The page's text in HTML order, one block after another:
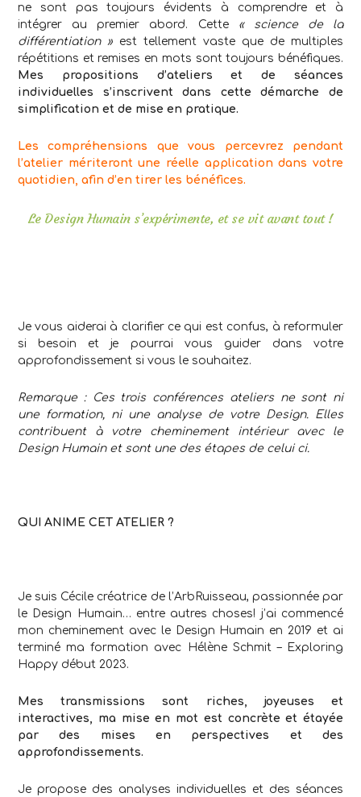
ne sont pas toujours évidents à comprendre et à
intégrer au premier abord. Cette « science de la
différentiation » est tellement vaste que de multiples
répétitions et remises en mots sont toujours bénéfiques.
Mes propositions d’ateliers et de séances
individuelles s’inscrivent dans cette démarche de
simplification et de mise en pratique.
Les compréhensions que vous percevrez pendant
l’atelier mériteront une réelle application dans votre
quotidien, afin d’en tirer les bénéfices.
Le Design Humain s’expérimente, et se vit avant tout !
Je vous aiderai à clarifier ce qui est confus, à reformuler
si besoin et je pourrai vous guider dans votre
approfondissement si vous le souhaitez.
Remarque : Ces trois conférences ateliers ne sont ni
une formation, ni une analyse de votre Design. Elles
contribuent à votre cheminement intérieur avec le
Design Humain et sont une des étapes de celui ci.
QUI ANIME CET ATELIER ?
Je suis Cécile créatrice de l’ArbRuisseau, passionnée par
le Design Humain… entre autres choses! j’ai commencé
mon cheminement avec le Design Humain en 2019 et ai
terminé ma formation avec Hélène Schmit – Exploring
Happy début 2023.
Mes transmissions sont riches, joyeuses et
interactives, ma mise en mot est concrète et étayée
par des mises en perspectives et des
approfondissements.
Je propose des analyses individuelles et des séances